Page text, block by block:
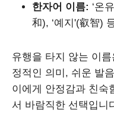
한자어 이름: ‘온
和), ‘예지'(叡智)
유행을 타지 않는 이
정적인 의미, 쉬운 발
이에게 안정감과 친숙
서 바람직한 선택입니